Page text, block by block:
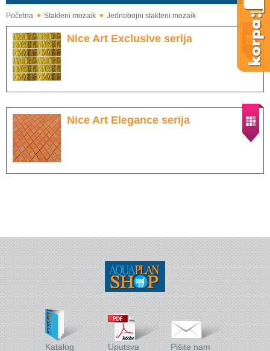
Bazeni
Saune
Stakleni mozaik
Dekorativni i građevinski materijali
Početna Stakleni mozaik Jednobojni stakleni mozaik
Nice Art Exclusive serija
Nice Art Elegance serija
Katalog Uputsva Pišite nam